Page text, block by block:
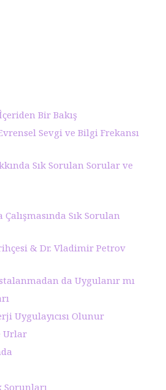
Bir Bakış
Sevgi ve Bilgi Frekansı
Sık Sorulan Sorular ve
Sık Sorulan
& Dr. Vladimir Petrov
da Uygulanır mı
Uygulayıcısı Olunur
Urlar
Sorunları